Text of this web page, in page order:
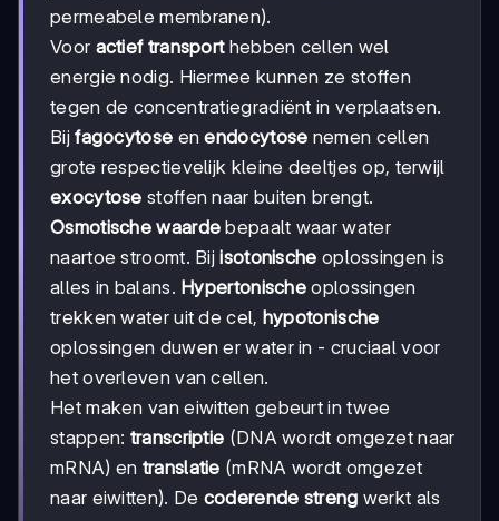
permeabele membranen).
Voor actief transporthebben cellen wel
energie nodig. Hiermee kunnen ze stoffen
tegen de concentratiegradiënt in verplaatsen.
Bijfagocytose enendocytose nemen cellen
grote respectievelijk kleine deeltjes op, terwijl
exocytose stoffen naar buiten brengt.
Osmotische waarde bepaalt waar water
naartoe stroomt. Bijisotonische oplossingen is
alles in balans. Hypertonische oplossingen
trekken water uit de cel, hypotonische
oplossingen duwen er water in - cruciaal voor
het overleven van cellen.
Het maken van eiwitten gebeurt in twee
stappen: transcriptie (DNA wordt omgezet naar
mRNA) en translatie (mRNA wordt omgezet
naar eiwitten). De coderende streng werkt als